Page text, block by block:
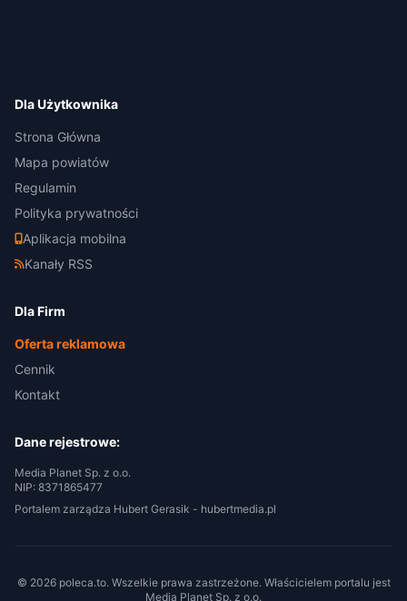
Dla Użytkownika
Strona Główna
Mapa powiatów
Regulamin
Polityka prywatności
Aplikacja mobilna
Kanały RSS
Dla Firm
Oferta reklamowa
Cennik
Kontakt
Dane rejestrowe:
Media Planet Sp. z o.o.
NIP: 8371865477
Portalem zarządza Hubert Gerasik - hubertmedia.pl
© 2026 poleca.to. Wszelkie prawa zastrzeżone. Właścicielem portalu jest
Media Planet Sp. z o.o.